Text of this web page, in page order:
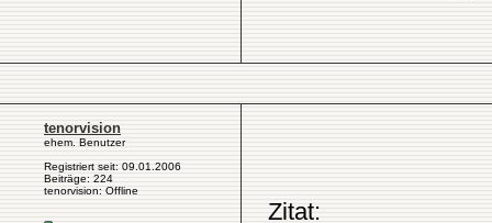
tenorvision
ehem. Benutzer
Registriert seit: 09.01.2006
Beiträge: 224
tenorvision: Offline
Zitat: